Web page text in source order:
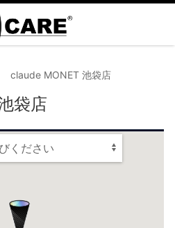
claude MONET 池袋店
袋店
ください